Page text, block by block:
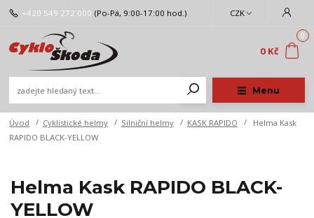
Menu
CZK
+420 549 272 000 (Po-Pá, 9:00-17:00 hod.)
0
0 Kč
Úvod Cyklistické helmy Silniční helmy KASK RAPIDO
Helma Kask
RAPIDO BLACK-YELLOW
Helma Kask RAPIDO BLACK-
YELLOW